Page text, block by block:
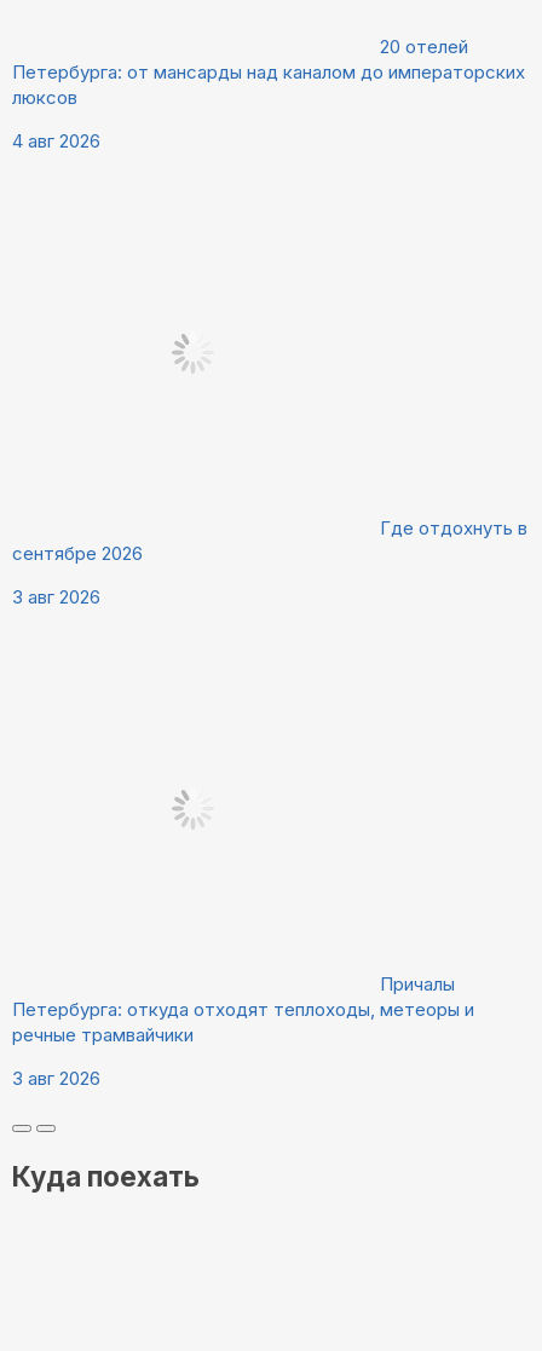
20 отелей
Петербурга: от мансарды над каналом до императорских
люксов
4 авг 2026
Где отдохнуть в
сентябре 2026
3 авг 2026
Причалы
Петербурга: откуда отходят теплоходы, метеоры и
речные трамвайчики
3 авг 2026
Куда поехать